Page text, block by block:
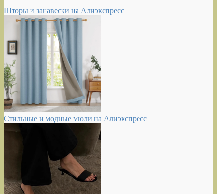
Шторы и занавески на Алиэкспресс
Стильные и модные мюли на Алиэкспресс